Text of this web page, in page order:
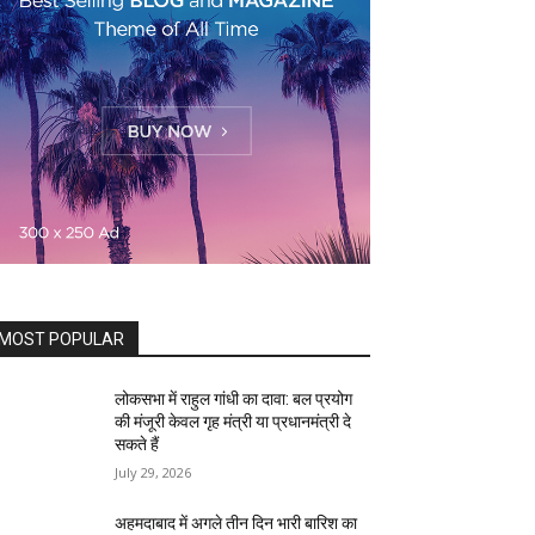
POPULAR
लोकसभा में राहुल गांधी का दावा: बल प्रयोग
की मंजूरी केवल गृह मंत्री या प्रधानमंत्री दे
सकते हैं
July 29, 2026
अहमदाबाद में अगले तीन दिन भारी बारिश का